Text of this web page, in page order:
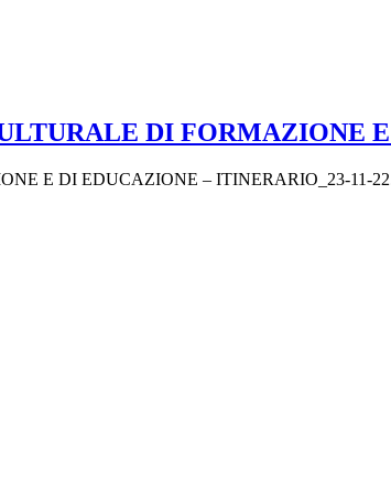
DI FORMAZIONE
E DI EDUCAZIONE – ITINERARIO_23-11-